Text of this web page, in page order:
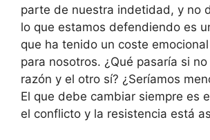
parte de nuestra indetidad, y no
lo que estamos defendiendo es
que ha tenido un coste
para nosotros. ¿Qué pasaría si
razón y el otro sí? ¿Seríamos
El que debe cambiar siempre es
el conflicto y la resistencia está